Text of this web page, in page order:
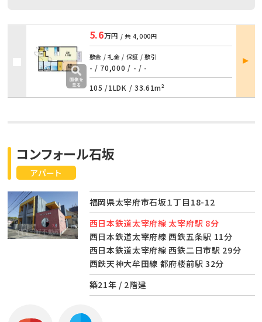
5.6万円 / 共 4,000円
敷金 / 礼金 / 保証 / 敷引
- / 70,000 / - / -
105 /1LDK / 33.61m²
部屋
詳細
アパート
コンフォール石坂
福岡県太宰府市石坂１丁目18-12
西日本鉄道太宰府線 太宰府駅 8分
西日本鉄道太宰府線 西鉄五条駅 11分
西日本鉄道太宰府線 西鉄二日市駅 29分
西鉄天神大牟田線 都府楼前駅 32分
築21年 / 2階建